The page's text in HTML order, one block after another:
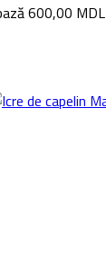
600,00 MDL